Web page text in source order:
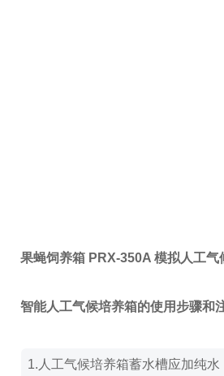
果蝇饲养箱 PRX-350A 模拟人工气
智能人工气候培养箱的使用步骤和
1.人工气候培养箱蓄水槽应加纯水